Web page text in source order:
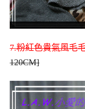
7.粉紅色貴氣風毛
120CM]